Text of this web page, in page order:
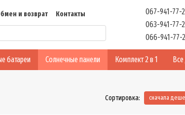
и возврат
Контакты
Отзывы
067-941-77-
063-941-77-
066-941-77-
батареи Солнечные панели Комплект 2 в 1
Сортировка: сначала